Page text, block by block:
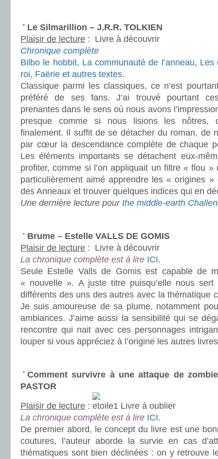
Le Silmarillion – J.R.R. TOLKIEN
Plaisir de lecture : Livre à découvrir
Chronique complète
Bilbo le hobbit, La communauté de l’anneau, Les
roi, Faërie et autres textes.
Classique parmi les classiques, ce n’est
préféré de ses fans. J’ai trouvé pourtant
prenantes dans le sens où nous avons
presque comme si nous lisions les nôtres,
finalement. Il suffit de se détacher du roman, de
par cœur la descendance complète de chaque
Les éléments importants se détachent eux-
profiter, comme si l’on appliquait un filtre « flou »
particulièrement aimé apprendre les « origines
des Anneaux et trouver quelques indices qui en
Une dernière lecture pour the middle-earth
Brume – Estelle VALLS DE GOMIS
Plaisir de lecture : Livre à découvrir
La chronique complète est à lire ICI.
Seule Estelle Valls de Gomis est capable de
« nouvelle ». A juste titre puisqu’elle nous sert
différents des uns des autres avec la thématique
Je suis amoureuse de sa plume, notamment
ambiances. J’aime aussi la sensibilité qui se
rencontre qui nait avec ces personnages
louper si vous appréciez à l’origine les autres
Comment survivre à une attaque de
PASTOR
Plaisir de lecture :
Livre à oublier
La chronique complète est à lire ICI.
De premier abord, le concept du livre est une
coutures, l’auteur aborde la survie en cas
thématiques sont bien déclinées : on y retrouve